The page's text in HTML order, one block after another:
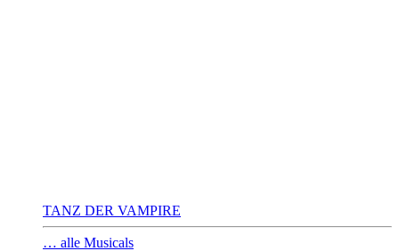
TANZ DER VAMPIRE
… alle Musicals